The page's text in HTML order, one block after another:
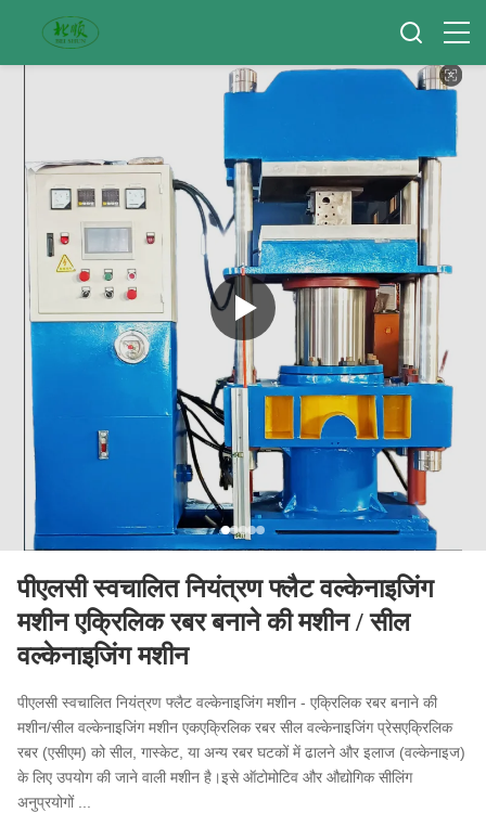
पीएलसी स्वचालित नियंत्रण फ्लैट वल्केनाइजिंग
मशीन एक्रिलिक रबर बनाने की मशीन / सील
वल्केनाइजिंग मशीन
पीएलसी स्वचालित नियंत्रण फ्लैट वल्केनाइजिंग मशीन - एक्रिलिक रबर बनाने की
मशीन/सील वल्केनाइजिंग मशीन एकएक्रिलिक रबर सील वल्केनाइजिंग प्रेसएक्रिलिक
रबर (एसीएम) को सील, गास्केट, या अन्य रबर घटकों में ढालने और इलाज (वल्केनाइज)
के लिए उपयोग की जाने वाली मशीन है।इसे ऑटोमोटिव और औद्योगिक सीलिंग
अनुप्रयोगों ...